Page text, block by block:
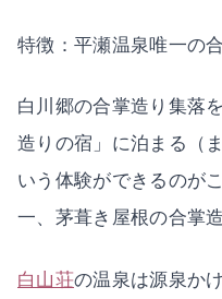
特徴：平瀬温泉唯一の
白川郷の合掌造り集落
造りの宿」に泊まる（
いう体験ができるのが
一、茅葺き屋根の合掌
白山荘の温泉は源泉か